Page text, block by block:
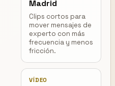
Madrid
Clips cortos para
mover mensajes de
experto con más
frecuencia y menos
fricción.
VÍDEO